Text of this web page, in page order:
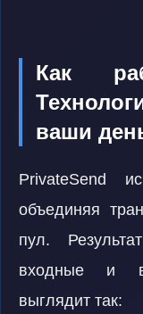
Как
ваши
PrivateSend
объединяя
пул.
входные и
выглядит так: